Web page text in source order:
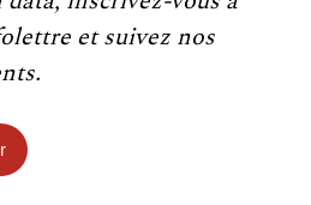
et suivez nos